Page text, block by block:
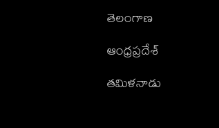
తెలంగాణ
ఆంధ్రప్రదేశ్
తమిళనాడు